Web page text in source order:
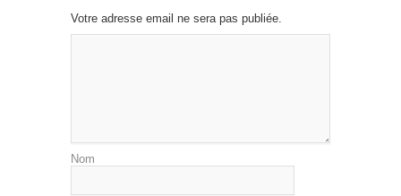
Votre adresse email ne sera pas publiée.
Nom